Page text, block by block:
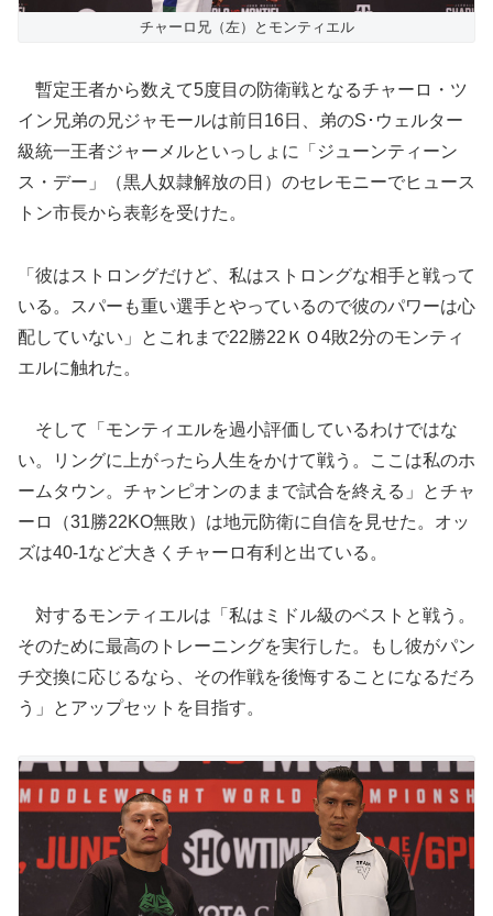
チャーロ兄（左）とモンティエル
暫定王者から数えて5度目の防衛戦となるチャーロ・ツ
イン兄弟の兄ジャモールは前日16日、弟のS･ウェルター
級統一王者ジャーメルといっしょに「ジューンティーン
ス・デー」（黒人奴隷解放の日）のセレモニーでヒュース
トン市長から表彰を受けた。
「彼はストロングだけど、私はストロングな相手と戦って
いる。スパーも重い選手とやっているので彼のパワーは心
配していない」とこれまで22勝22ＫＯ4敗2分のモンティ
エルに触れた。
そして「モンティエルを過小評価しているわけではな
い。リングに上がったら人生をかけて戦う。ここは私のホ
ームタウン。チャンピオンのままで試合を終える」とチャ
ーロ（31勝22KO無敗）は地元防衛に自信を見せた。オッ
ズは40-1など大きくチャーロ有利と出ている。
対するモンティエルは「私はミドル級のベストと戦う。
そのために最高のトレーニングを実行した。もし彼がパン
チ交換に応じるなら、その作戦を後悔することになるだろ
う」とアップセットを目指す。